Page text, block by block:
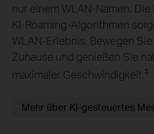
nur einem WLAN‑Namen.
KI‑Roaming‑Algorithmen
WLAN‑Erlebnis. Bewegen
Zuhause und genießen Sie
maximaler Geschwindigkeit.‡
Mehr über KI‑gesteuertes